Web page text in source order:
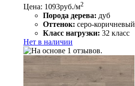
Цена: 1093руб./м2
Порода дерева: дуб
Оттенок: серо-коричневый
Класс нагрузки: 32 класс
Нет в наличии